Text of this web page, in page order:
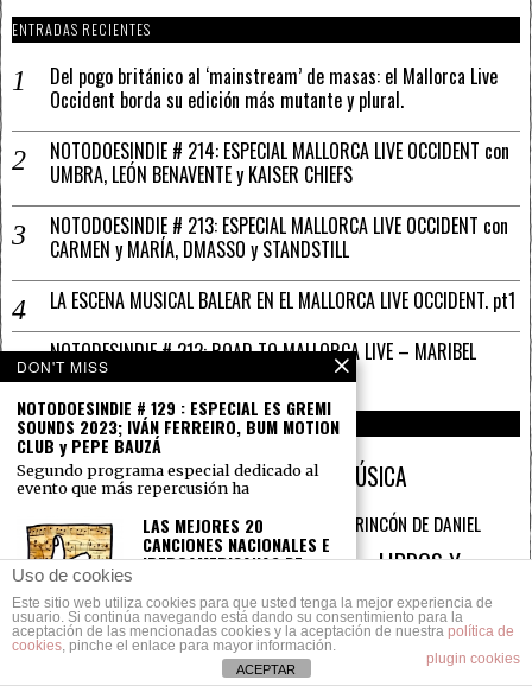
ENTRADAS RECIENTES
Del pogo británico al ‘mainstream’ de masas: el Mallorca Live
Occident borda su edición más mutante y plural.
NOTODOESINDIE # 214: ESPECIAL MALLORCA LIVE OCCIDENT con
UMBRA, LEÓN BENAVENTE y KAISER CHIEFS
NOTODOESINDIE # 213: ESPECIAL MALLORCA LIVE OCCIDENT con
CARMEN y MARÍA, DMASSO y STANDSTILL
LA ESCENA MUSICAL BALEAR EN EL MALLORCA LIVE OCCIDENT. pt1
NOTODESINDIE # 212: ROAD TO MALLORCA LIVE – MARIBEL
MAYANS y JOE ORSON
SALMONES A LA CARTA
ARTÍCULOSBALEARESCINE Y MÚSICA
CONCIERTOSDOCUMENTALESEDITORIAL
EL RINCÓN DE DANIEL
HIGIÉNICOENTREVISTASFESTIVALES
LIBROS Y
MÚSICAMusic OPINIÓNPARA LEER MIENTRAS ESCUCHAS
PHOTOGRAPHIC SOUNDSPORTADA - SLIDERADIO SERIES
Uso de cookies
Este sitio web utiliza cookies para que usted tenga la mejor experiencia de
usuario. Si continúa navegando está dando su consentimiento para la
aceptación de las mencionadas cookies y la aceptación de nuestra política de
cookies, pinche el enlace para mayor información.
plugin cookies
ACEPTAR
DON'T MISS
NOTODOESINDIE # 129 : ESPECIAL ES GREMI
SOUNDS 2023; IVÁN FERREIRO, BUM MOTION
CLUB y PEPE BAUZÁ
Segundo programa especial dedicado al
evento que más repercusión ha
LAS MEJORES 20
CANCIONES NACIONALES E
IBEROAMERICANAS DE
Estamos pensando en
rebautizar Notodoesindie
en NotodoesCTangana
después de que